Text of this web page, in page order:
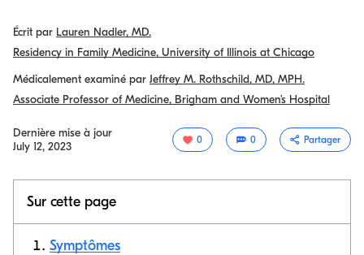
Écrit par Lauren Nadler, MD.
Residency in Family Medicine, University of Illinois at Chicago
Médicalement examiné par Jeffrey M. Rothschild, MD, MPH.
Associate Professor of Medicine, Brigham and Women’s Hospital
Dernière mise à jour
July 12, 2023
0 0 Partager
Sur cette page
Symptômes